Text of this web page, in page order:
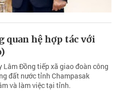
quan hệ hợp tác với
Lâm Đồng tiếp xã giao đoàn công
đất nước tỉnh Champasak
và làm việc tại tỉnh.